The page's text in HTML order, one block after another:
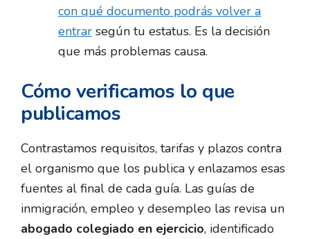
con qué documento podrás volver a
entrar según tu estatus. Es la decisión
que más problemas causa.
Cómo verificamos lo que
publicamos
Contrastamos requisitos, tarifas y plazos contra
el organismo que los publica y enlazamos esas
fuentes al final de cada guía. Las guías de
inmigración, empleo y desempleo las revisa un
abogado colegiado en ejercicio, identificado